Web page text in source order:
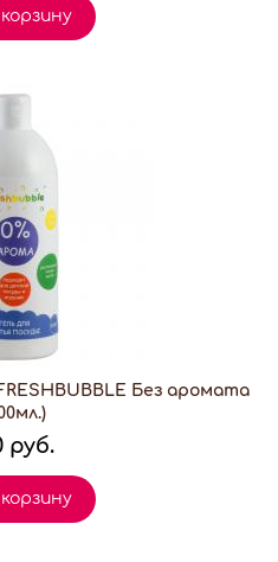
Без аромата
руб.